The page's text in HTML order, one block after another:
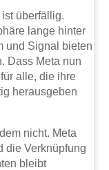
überfällig.
lange hinter
und Signal bieten
Dass Meta nun
alle, die ihre
herausgeben
nicht. Meta
die Verknüpfung
bleibt